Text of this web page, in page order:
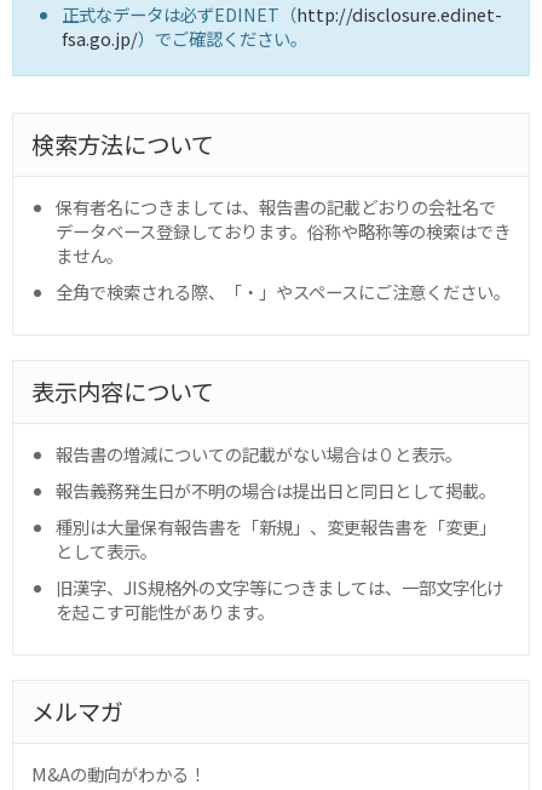
正式なデータは必ずEDINET（http://disclosure.edinet-
fsa.go.jp/）でご確認ください。
検索方法について
保有者名につきましては、報告書の記載どおりの会社名で
データベース登録しております。俗称や略称等の検索はでき
ません。
全角で検索される際、「・」やスペースにご注意ください。
表示内容について
報告書の増減についての記載がない場合は０と表示。
報告義務発生日が不明の場合は提出日と同日として掲載。
種別は大量保有報告書を「新規」、変更報告書を「変更」
として表示。
旧漢字、JIS規格外の文字等につきましては、一部文字化け
を起こす可能性があります。
メルマガ
M&Aの動向がわかる！